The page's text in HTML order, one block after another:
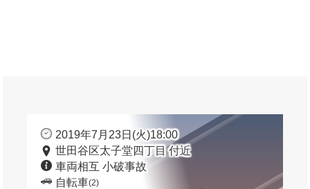
2019年7月23日(火)18:00
世田谷区太子堂四丁目 付近
車両相互 小破事故
自転車(2)